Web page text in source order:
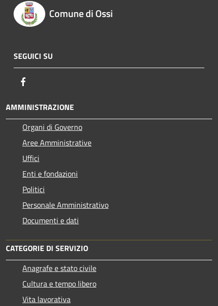
Comune di Ossi
SEGUICI SU
AMMINISTRAZIONE
Organi di Governo
Aree Amministrative
Uffici
Enti e fondazioni
Politici
Personale Amministrativo
Documenti e dati
CATEGORIE DI SERVIZIO
Anagrafe e stato civile
Cultura e tempo libero
Vita lavorativa